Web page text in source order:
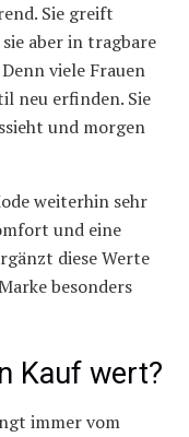
Sie greift
aber in tragbare
viele Frauen
neu erfinden. Sie
und morgen
weiterhin sehr
und eine
diese Werte
besonders
Kauf wert?
immer vom